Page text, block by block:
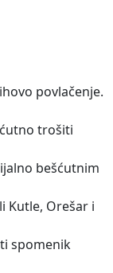
povlačenje.
trošiti
bešćutnim
Kutle, Orešar i
spomenik